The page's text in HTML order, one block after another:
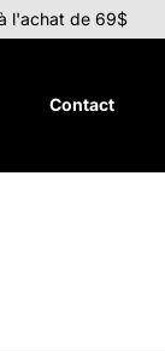
l'achat de 69$
Contact